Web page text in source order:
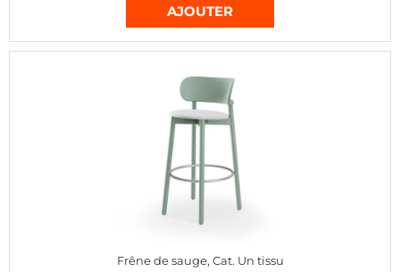
Frêne de sauge, Cat. Un tissu